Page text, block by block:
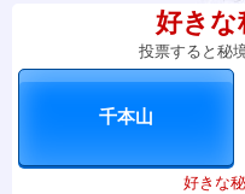
好きな
投票すると秘
好きな